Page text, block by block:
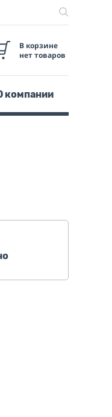
В корзине
нет товаров
компании